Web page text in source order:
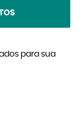
para sua